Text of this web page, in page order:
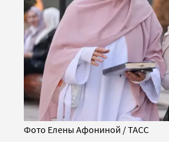
Фото Елены Афониной / ТАСС